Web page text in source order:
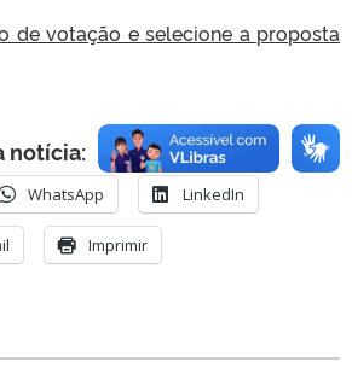
de votação e selecione a proposta
notícia:
WhatsApp LinkedIn
Imprimir